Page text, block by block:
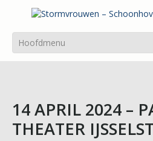
14 APRIL 2024 –
THEATER